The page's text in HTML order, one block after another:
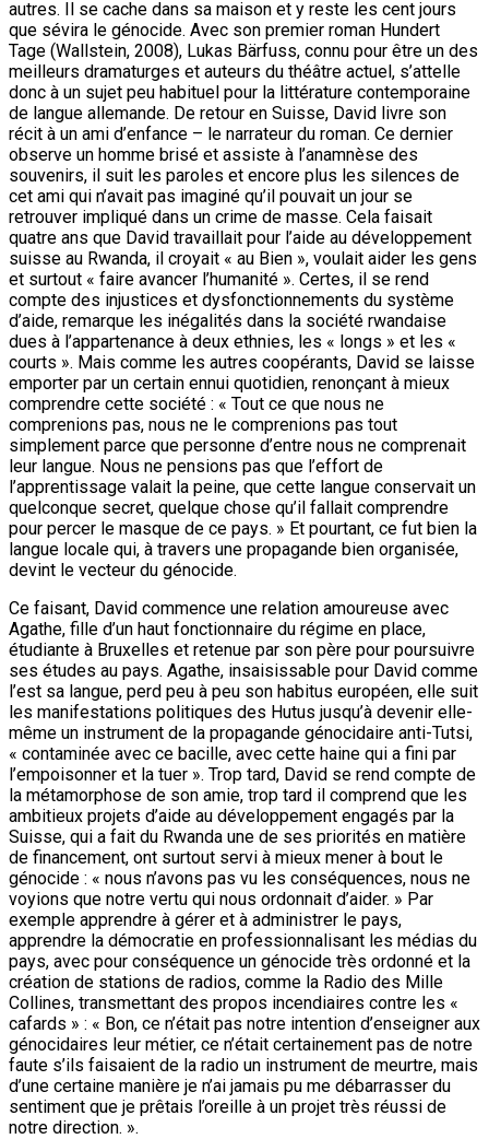
autres. Il se cache dans sa maison et y reste les cent jours
que sévira le génocide. Avec son premier roman Hundert
Tage (Wallstein, 2008), Lukas Bärfuss, connu pour être un des
meilleurs dramaturges et auteurs du théâtre actuel, s’attelle
donc à un sujet peu habituel pour la littérature contemporaine
de langue allemande. De retour en Suisse, David livre son
récit à un ami d’enfance – le narrateur du roman. Ce dernier
observe un homme brisé et assiste à l’anamnèse des
souvenirs, il suit les paroles et encore plus les silences de
cet ami qui n’avait pas imaginé qu’il pouvait un jour se
retrouver impliqué dans un crime de masse. Cela faisait
quatre ans que David travaillait pour l’aide au développement
suisse au Rwanda, il croyait « au Bien », voulait aider les gens
et surtout « faire avancer l’humanité ». Certes, il se rend
compte des injustices et dysfonctionnements du système
d’aide, remarque les inégalités dans la société rwandaise
dues à l’appartenance à deux ethnies, les « longs » et les «
courts ». Mais comme les autres coopérants, David se laisse
emporter par un certain ennui quotidien, renonçant à mieux
comprendre cette société : « Tout ce que nous ne
comprenions pas, nous ne le comprenions pas tout
simplement parce que personne d’entre nous ne comprenait
leur langue. Nous ne pensions pas que l’effort de
l’apprentissage valait la peine, que cette langue conservait un
quelconque secret, quelque chose qu’il fallait comprendre
pour percer le masque de ce pays. » Et pourtant, ce fut bien la
langue locale qui, à travers une propagande bien organisée,
devint le vecteur du génocide.
Ce faisant, David commence une relation amoureuse avec
Agathe, fille d’un haut fonctionnaire du régime en place,
étudiante à Bruxelles et retenue par son père pour poursuivre
ses études au pays. Agathe, insaisissable pour David comme
l’est sa langue, perd peu à peu son habitus européen, elle suit
les manifestations politiques des Hutus jusqu’à devenir elle-
même un instrument de la propagande génocidaire anti-Tutsi,
« contaminée avec ce bacille, avec cette haine qui a fini par
l’empoisonner et la tuer ». Trop tard, David se rend compte de
la métamorphose de son amie, trop tard il comprend que les
ambitieux projets d’aide au développement engagés par la
Suisse, qui a fait du Rwanda une de ses priorités en matière
de financement, ont surtout servi à mieux mener à bout le
génocide : « nous n’avons pas vu les conséquences, nous ne
voyions que notre vertu qui nous ordonnait d’aider. » Par
exemple apprendre à gérer et à administrer le pays,
apprendre la démocratie en professionnalisant les médias du
pays, avec pour conséquence un génocide très ordonné et la
création de stations de radios, comme la Radio des Mille
Collines, transmettant des propos incendiaires contre les «
cafards » : « Bon, ce n’était pas notre intention d’enseigner aux
génocidaires leur métier, ce n’était certainement pas de notre
faute s’ils faisaient de la radio un instrument de meurtre, mais
d’une certaine manière je n’ai jamais pu me débarrasser du
sentiment que je prêtais l’oreille à un projet très réussi de
notre direction. ».